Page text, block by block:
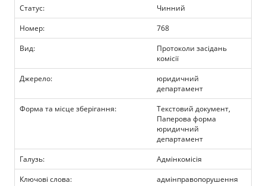
Прозорість влади
Документи
Статус:
Чинний
Номер:
768
Вид:
Протоколи засідань
комісії
Джерело:
юридичний
департамент
Форма та місце зберігання:
Текстовий документ,
Паперова форма
юридичний
департамент
Галузь:
Адмінкомісія
Ключові слова:
адмінправопорушення